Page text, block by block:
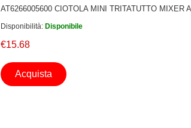
AT6266005600 CIOTOLA MINI TRITATUTTO MIXER
Disponibilità: Disponibile
€15.68
Acquista